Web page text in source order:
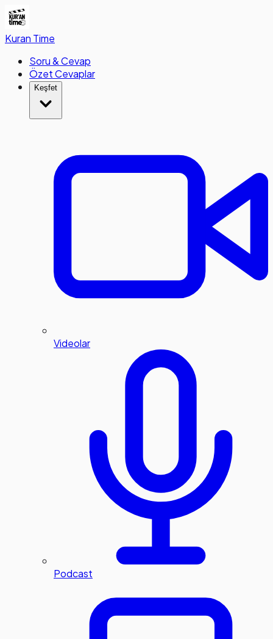
Kuran Time
Soru & Cevap
Özet Cevaplar
Keşfet
Videolar
Podcast